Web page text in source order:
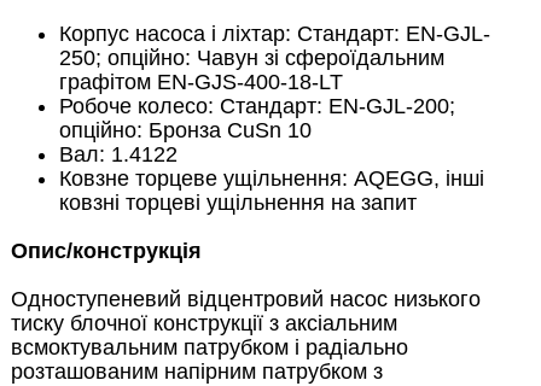
Корпус насоса і ліхтар: Стандарт: EN-GJL-
250; опційно: Чавун зі сфероїдальним
графітом EN-GJS-400-18-LT
Робоче колесо: Стандарт: EN-GJL-200;
опційно: Бронза CuSn 10
Вал: 1.4122
Ковзне торцеве ущільнення: AQEGG, інші
ковзні торцеві ущільнення на запит
Опис/конструкція
Одноступеневий відцентровий насос низького
тиску блочної конструкції з аксіальним
всмоктувальним патрубком і радіально
розташованим напірним патрубком з